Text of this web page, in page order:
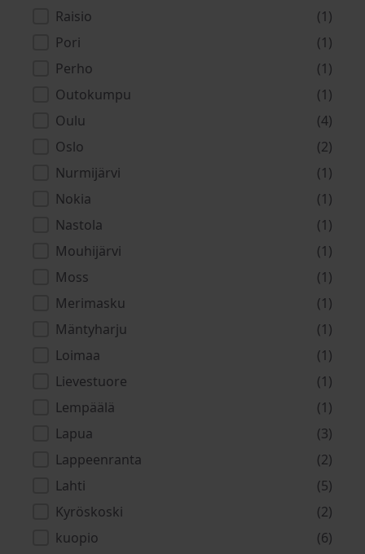
Raisio
(1)
Pori
(1)
Perho
(1)
Outokumpu
(1)
Oulu
(4)
Oslo
(2)
Nurmijärvi
(1)
Nokia
(1)
Nastola
(1)
Mouhijärvi
(1)
Moss
(1)
Merimasku
(1)
Mäntyharju
(1)
Loimaa
(1)
Lievestuore
(1)
Lempäälä
(1)
Lapua
(3)
Lappeenranta
(2)
Lahti
(5)
Kyröskoski
(2)
kuopio
(6)